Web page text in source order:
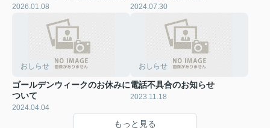
2026.01.08 2024.07.30
おしらせ
ゴールデンウィークのお休みに
ついて
2024.04.04
おしらせ
電話不具合のお知らせ
2023.11.18
もっと見る